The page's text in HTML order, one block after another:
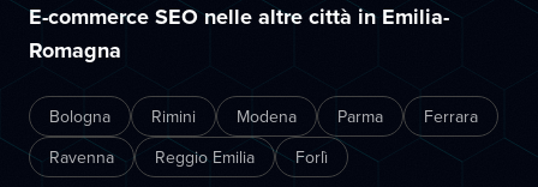
E-commerce SEO nelle altre città in Emilia-
Romagna
Bologna Rimini Modena Parma
Ferrara
Ravenna
Reggio Emilia Forlì